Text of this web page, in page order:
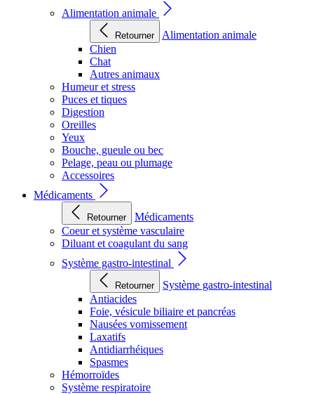
Alimentation animale
Retourner
Alimentation animale
Chien
Chat
Autres animaux
Humeur et stress
Puces et tiques
Digestion
Oreilles
Yeux
Bouche, gueule ou bec
Pelage, peau ou plumage
Accessoires
Médicaments
Retourner
Médicaments
Coeur et système vasculaire
Diluant et coagulant du sang
Système gastro-intestinal
Retourner
Système gastro-intestinal
Antiacides
Foie, vésicule biliaire et pancréas
Nausées vomissement
Laxatifs
Antidiarrhéiques
Spasmes
Hémorroïdes
Système respiratoire